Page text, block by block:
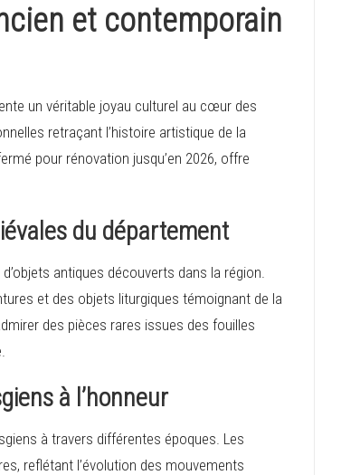
et contemporain
un véritable joyau culturel au cœur des
retraçant l’histoire artistique de la
pour rénovation jusqu’en 2026, offre
du département
antiques découverts dans la région.
et des objets liturgiques témoignant de la
des pièces rares issues des fouilles
à l’honneur
à travers différentes époques. Les
reflétant l’évolution des mouvements